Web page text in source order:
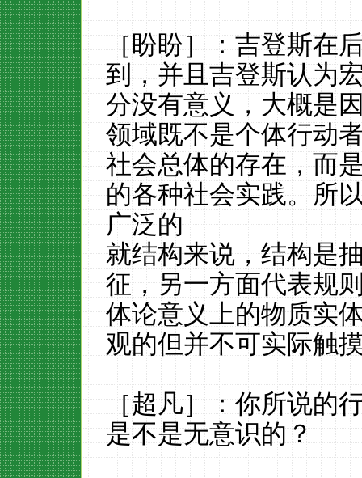
［盼盼］：吉登斯在
到，并且吉登斯认为
分没有意义，大概是
领域既不是个体行动
社会总体的存在，而
的各种社会实践。所
广泛的
就结构来说，结构是
征，另一方面代表规
体论意义上的物质实
观的但并不可实际触
［超凡］：你所说的
是不是无意识的？